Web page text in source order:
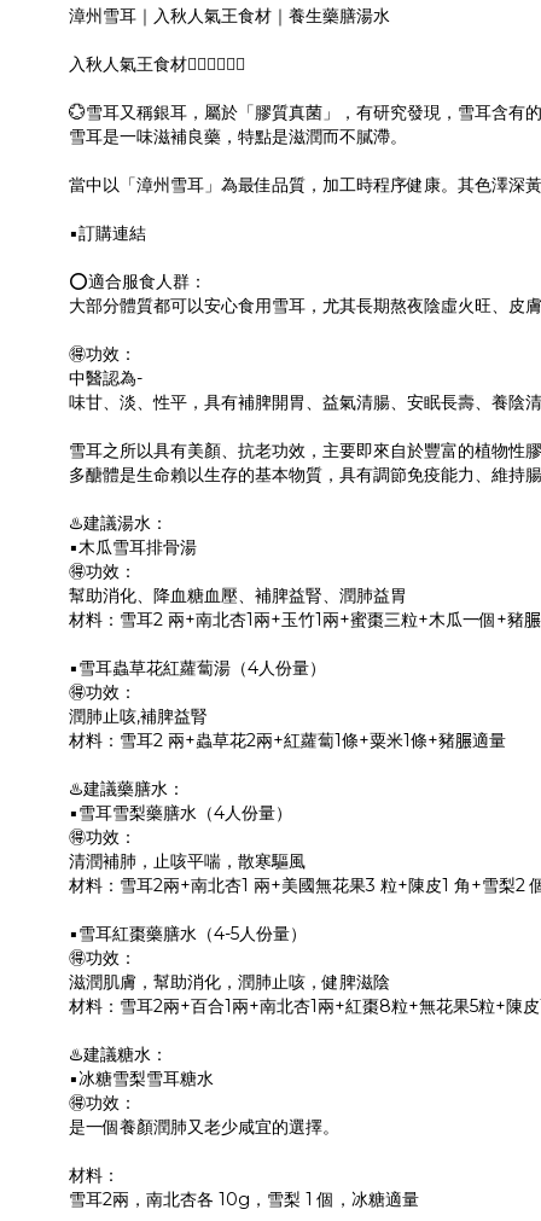
漳州雪耳｜入秋人氣王食材｜養生藥膳湯水
入秋人氣王食材👍🏻👍🏻👍🏻
💮雪耳又稱銀耳，屬於「膠質真菌」，有研究發現，雪耳含有
雪耳是一味滋補良藥，特點是滋潤而不膩滯。
當中以「漳州雪耳」為最佳品質，加工時程序健康。其色澤深
▪️訂購連結
⭕️適合服食人群：
大部分體質都可以安心食用雪耳，尤其長期熬夜陰虛火旺、皮
🉐功效：
中醫認為-
味甘、淡、性平，具有補脾開胃、益氣清腸、安眠長壽、養陰
雪耳之所以具有美顏、抗老功效，主要即來自於豐富的植物性
多醣體是生命賴以生存的基本物質，具有調節免疫能力、維持
♨️建議湯水：
▪️木瓜雪耳排骨湯
🉐功效：
幫助消化、降血糖血壓、補脾益腎、潤肺益胃
材料：雪耳2 兩+南北杏1兩+玉竹1兩+蜜棗三粒+木瓜一個+豬
▪️雪耳蟲草花紅蘿蔔湯（4人份量）
🉐功效：
潤肺止咳,補脾益腎
材料：雪耳2 兩+蟲草花2兩+紅蘿蔔1條+粟米1條+豬𦟌適量
♨️建議藥膳水：
▪️雪耳雪梨藥膳水（4人份量）
🉐功效：
清潤補肺，止咳平喘，散寒驅風
材料：雪耳2兩+南北杏1 兩+美國無花果3 粒+陳皮1 角+雪梨2
▪️雪耳紅棗藥膳水（4-5人份量）
🉐功效：
滋潤肌膚，幫助消化，潤肺止咳，健脾滋陰
材料：雪耳2兩+百合1兩+南北杏1兩+紅棗8粒+無花果5粒+陳
♨️建議糖水：
▪️冰糖雪梨雪耳糖水
🉐功效：
是一個養顏潤肺又老少咸宜的選擇。
材料：
雪耳2兩，南北杏各 10g，雪梨 1 個，冰糖適量